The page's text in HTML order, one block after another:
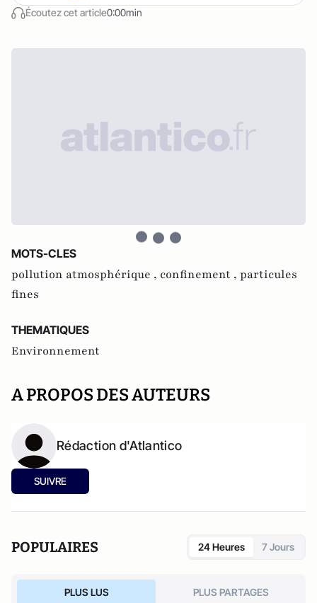
Écoutez cet article0:00min
MOTS-CLES
pollution atmosphérique , confinement , particules
fines
THEMATIQUES
Environnement
A PROPOS DES AUTEURS
Rédaction d'Atlantico
SUIVRE
POPULAIRES 24 Heures 7 Jours
PLUS LUS PLUS PARTAGES